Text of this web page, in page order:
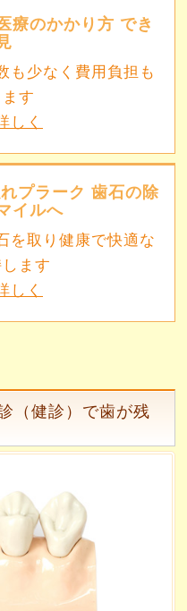
療のかかり方 でき
も少なく費用負担も
す
しく
プラーク 歯石の除
イルへ
を取り健康で快適な
ます
しく
（健診）で歯が残